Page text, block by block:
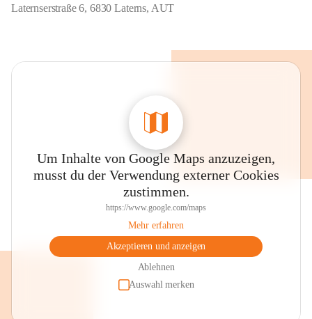
Laternserstraße 6, 6830 Laterns, AUT
Um Inhalte von Google Maps anzuzeigen,
musst du der Verwendung externer Cookies
zustimmen.
https://www.google.com/maps
Mehr erfahren
Akzeptieren und anzeigen
Ablehnen
Auswahl merken